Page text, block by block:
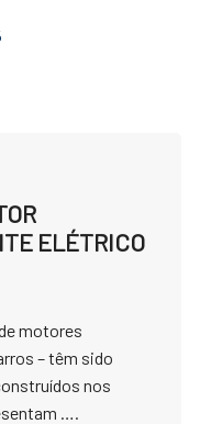
ELÉTRICO
motores
– têm sido
nos
….